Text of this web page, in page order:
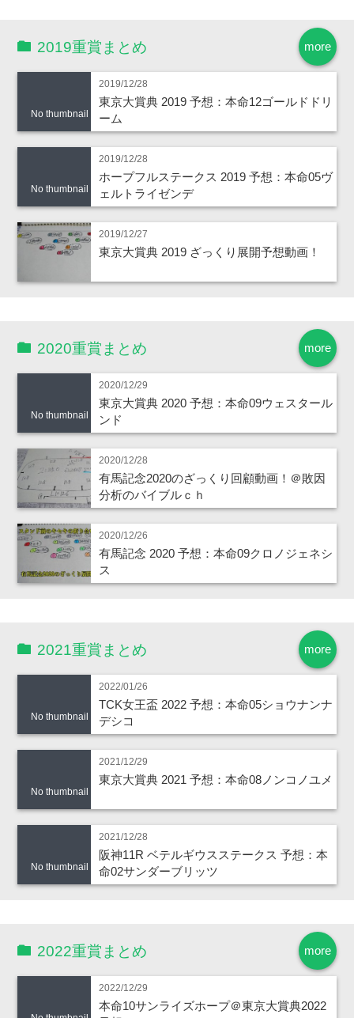
more
2019重賞まとめ
No thumbnail
2019/12/28
東京大賞典 2019 予想：本命12ゴールドドリ
ーム
No thumbnail
2019/12/28
ホープフルステークス 2019 予想：本命05ヴ
ェルトライゼンデ
2019/12/27
東京大賞典 2019 ざっくり展開予想動画！
more
2020重賞まとめ
No thumbnail
2020/12/29
東京大賞典 2020 予想：本命09ウェスタール
ンド
2020/12/28
有馬記念2020のざっくり回顧動画！＠敗因
分析のバイブルｃｈ
2020/12/26
有馬記念 2020 予想：本命09クロノジェネシ
ス
more
2021重賞まとめ
No thumbnail
2022/01/26
TCK女王盃 2022 予想：本命05ショウナンナ
デシコ
No thumbnail
2021/12/29
東京大賞典 2021 予想：本命08ノンコノユメ
No thumbnail
2021/12/28
阪神11R ベテルギウスステークス 予想：本
命02サンダーブリッツ
more
2022重賞まとめ
2022/12/29
本命10サンライズホープ＠東京大賞典2022